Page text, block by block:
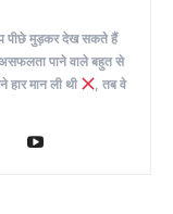
पीछे मुड़कर देख सकते हैं
पाने वाले बहुत से
हार मान ली थी
, तब वे